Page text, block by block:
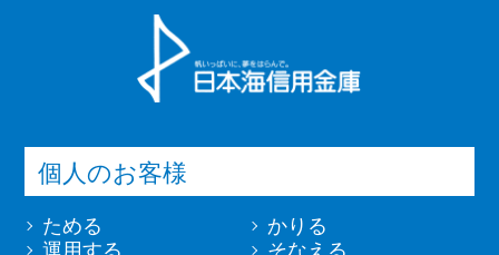
個人のお客様
ためる
かりる